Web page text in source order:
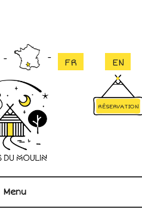
Menu
RÉSERVATION